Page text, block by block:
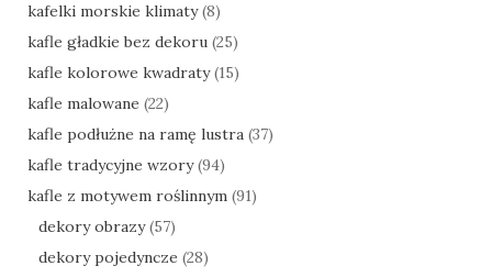
kafelki morskie klimaty (8)
kafle gładkie bez dekoru (25)
kafle kolorowe kwadraty (15)
kafle malowane (22)
kafle podłużne na ramę lustra (37)
kafle tradycyjne wzory (94)
kafle z motywem roślinnym (91)
dekory obrazy (57)
dekory pojedyncze (28)